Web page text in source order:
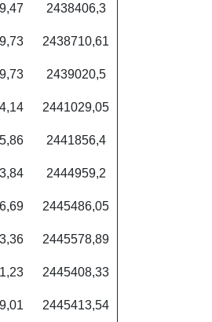
2438406,3
2438710,61
2439020,5
2441029,05
2441856,4
2444959,2
2445486,05
2445578,89
2445408,33
2445413,54